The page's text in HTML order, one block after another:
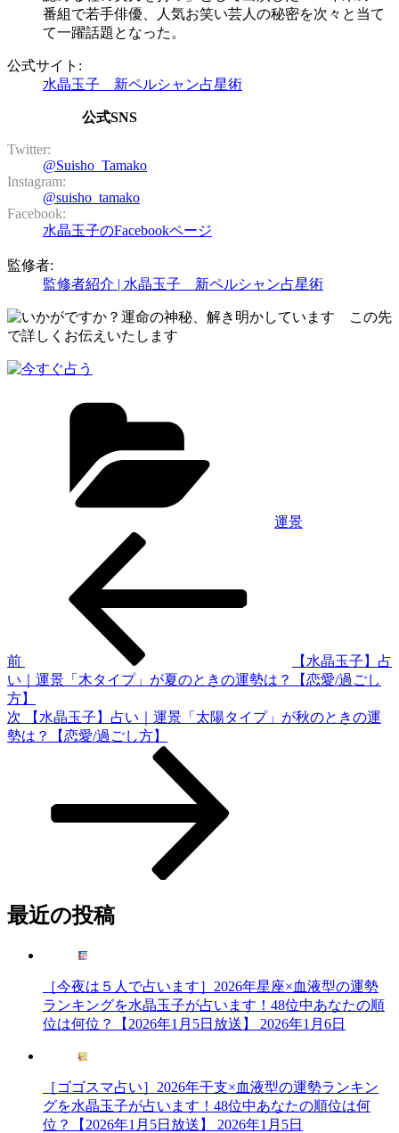
番組で若手俳優、人気お笑い芸人の秘密を次々と当て
て一躍話題となった。
公式サイト:
水晶玉子 新ペルシャン占星術
公式SNS
Twitter:
@Suisho_Tamako
Instagram:
@suisho_tamako
Facebook:
水晶玉子のFacebookページ
監修者:
監修者紹介 | 水晶玉子 新ペルシャン占星術
運景
ゲ
ー
シ
ョ
前
【水晶玉子】占
い｜運景「木タイプ」が夏のときの運勢は？【恋愛/過ごし
方】
次
の
次
【水晶玉子】占い｜運景「太陽タイプ」が秋のときの運
勢は？【恋愛/過ごし方】
最近の投稿
［今夜は５人で占います］2026年星座×血液型の運勢
ランキングを水晶玉子が占います！48位中あなたの順
位は何位？【2026年1月5日放送】
2026年1月6日
［ゴゴスマ占い］2026年干支×血液型の運勢ランキン
グを水晶玉子が占います！48位中あなたの順位は何
位？【2026年1月5日放送】
2026年1月5日